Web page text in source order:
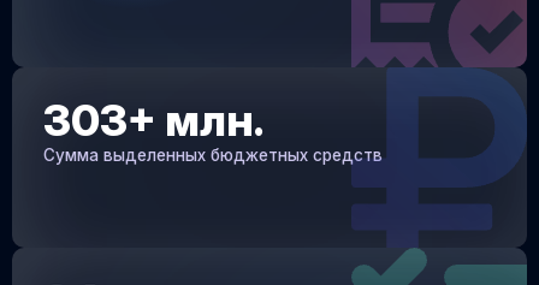
303+ млн.
Сумма выделенных бюджетных средств